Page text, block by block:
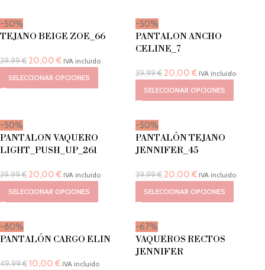
-50%
TEJANO BEIGE ZOE_66
39,99€ 20,00 € IVA incluido
SELECCIONAR OPCIONES
-50%
PANTALON ANCHO
CELINE_7
39,99€ 20,00 € IVA incluido
SELECCIONAR OPCIONES
-50%
PANTALON VAQUERO
LIGHT_PUSH_UP_261
39,99€ 20,00 € IVA incluido
SELECCIONAR OPCIONES
-50%
PANTALÓN TEJANO
JENNIFER_45
39,99€ 20,00 € IVA incluido
SELECCIONAR OPCIONES
-80%
PANTALÓN CARGO ELIN
49,99€10,00 € IVA incluido
-67%
VAQUEROS RECTOS
JENNIFER